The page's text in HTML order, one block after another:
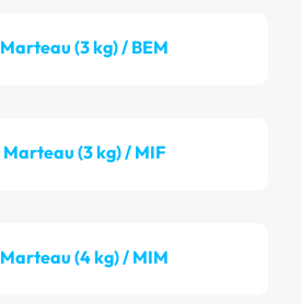
Marteau (3 kg) / BEM
Marteau (3 kg) / MIF
Marteau (4 kg) / MIM